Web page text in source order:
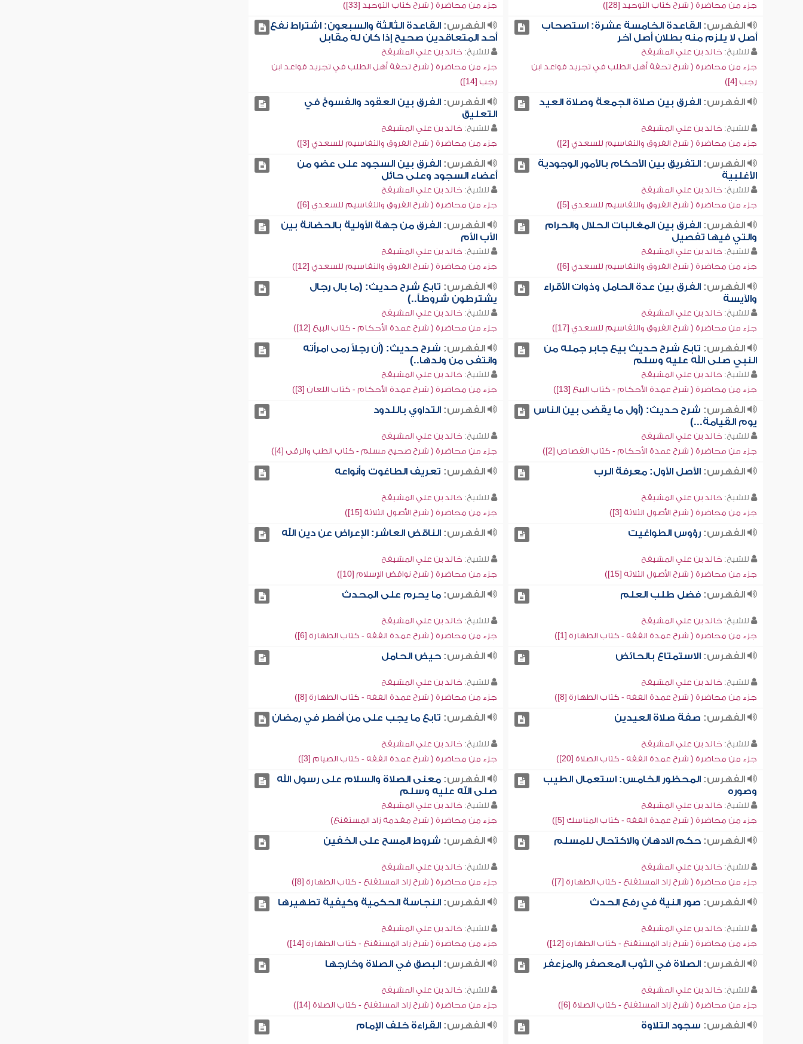
جزء من محاضرة ( شرح كتاب التوحيد [28])
جزء من محاضرة ( شرح كتاب التوحيد [33])
الفهرس:القاعدة الخامسة عشرة: استصحاب
أصل لا يلزم منه بطلان أصل آخر
للشيخ: خالد بن علي المشيقح
جزء من محاضرة ( شرح تحفة أهل الطلب في تجريد قواعد ابن
رجب [4])
الفهرس: القاعدة الثالثة والسبعون: اشتراط نفع
أحد المتعاقدين صحيح إذا كان له مقابل
للشيخ: خالد بن علي المشيقح
جزء من محاضرة ( شرح تحفة أهل الطلب في تجريد قواعد ابن
رجب [14])
الفهرس:الفرق بين صلاة الجمعة وصلاة العيد
للشيخ: خالد بن علي المشيقح
جزء من محاضرة ( شرح الفروق والتقاسيم للسعدي [2])
الفهرس: الفرق بين العقود والفسوخ في
التعليق
للشيخ: خالد بن علي المشيقح
جزء من محاضرة ( شرح الفروق والتقاسيم للسعدي [3])
الفهرس:التفريق بين الأحكام بالأمور الوجودية
الأغلبية
للشيخ: خالد بن علي المشيقح
جزء من محاضرة ( شرح الفروق والتقاسيم للسعدي [5])
الفهرس: الفرق بين السجود على عضو من
أعضاء السجود وعلى حائل
للشيخ: خالد بن علي المشيقح
جزء من محاضرة ( شرح الفروق والتقاسيم للسعدي [6])
الفهرس:الفرق بين المغالبات الحلال والحرام
والتي فيها تفصيل
للشيخ: خالد بن علي المشيقح
جزء من محاضرة ( شرح الفروق والتقاسيم للسعدي [6])
الفهرس: الفرق من جهة الأولية بالحضانة بين
الأب الأم
للشيخ: خالد بن علي المشيقح
جزء من محاضرة ( شرح الفروق والتقاسيم للسعدي [12])
الفهرس:الفرق بين عدة الحامل وذوات الأقراء
والآيسة
للشيخ: خالد بن علي المشيقح
جزء من محاضرة ( شرح الفروق والتقاسيم للسعدي [17])
الفهرس: تابع شرح حديث: (ما بال رجال
يشترطون شروطاً..)
للشيخ: خالد بن علي المشيقح
جزء من محاضرة ( شرح عمدة الأحكام - كتاب البيع [12])
الفهرس: تابع شرح حديث بيع جابر جمله من
النبي صلى الله عليه وسلم
للشيخ: خالد بن علي المشيقح
جزء من محاضرة ( شرح عمدة الأحكام - كتاب البيع [13])
الفهرس: شرح حديث: (أن رجلاً رمى امرأته
وانتفى من ولدها..)
للشيخ: خالد بن علي المشيقح
جزء من محاضرة ( شرح عمدة الأحكام - كتاب اللعان [3])
الفهرس: شرح حديث: (أول ما يقضى بين الناس
يوم القيامة...)
للشيخ: خالد بن علي المشيقح
جزء من محاضرة ( شرح عمدة الأحكام - كتاب القصاص [2])
الفهرس: التداوي باللدود
للشيخ: خالد بن علي المشيقح
جزء من محاضرة ( شرح صحيح مسلم - كتاب الطب والرقى [4])
الفهرس:الأصل الأول: معرفة الرب
للشيخ: خالد بن علي المشيقح
جزء من محاضرة ( شرح الأصول الثلاثة [3])
الفهرس: تعريف الطاغوت وأنواعه
للشيخ: خالد بن علي المشيقح
جزء من محاضرة ( شرح الأصول الثلاثة [15])
الفهرس:رؤوس الطواغيت
للشيخ: خالد بن علي المشيقح
جزء من محاضرة ( شرح الأصول الثلاثة [15])
الفهرس: الناقض العاشر: الإعراض عن دين الله
للشيخ: خالد بن علي المشيقح
جزء من محاضرة ( شرح نواقض الإسلام [10])
الفهرس:فضل طلب العلم
للشيخ: خالد بن علي المشيقح
جزء من محاضرة ( شرح عمدة الفقه - كتاب الطهارة [1])
الفهرس: ما يحرم على المحدث
للشيخ: خالد بن علي المشيقح
جزء من محاضرة ( شرح عمدة الفقه - كتاب الطهارة [6])
الفهرس:الاستمتاع بالحائض
للشيخ: خالد بن علي المشيقح
جزء من محاضرة ( شرح عمدة الفقه - كتاب الطهارة [8])
الفهرس: حيض الحامل
للشيخ: خالد بن علي المشيقح
جزء من محاضرة ( شرح عمدة الفقه - كتاب الطهارة [8])
الفهرس: صفة صلاة العيدين
للشيخ: خالد بن علي المشيقح
جزء من محاضرة ( شرح عمدة الفقه - كتاب الصلاة [20])
الفهرس: تابع ما يجب على من أفطر في رمضان
للشيخ: خالد بن علي المشيقح
جزء من محاضرة ( شرح عمدة الفقه - كتاب الصيام [3])
الفهرس:المحظور الخامس: استعمال الطيب
وصوره
للشيخ: خالد بن علي المشيقح
جزء من محاضرة ( شرح عمدة الفقه - كتاب المناسك [5])
الفهرس: معنى الصلاة والسلام على رسول الله
صلى الله عليه وسلم
للشيخ: خالد بن علي المشيقح
جزء من محاضرة ( شرح مقدمة زاد المستقنع)
الفهرس:حكم الادهان والاكتحال للمسلم
للشيخ: خالد بن علي المشيقح
جزء من محاضرة ( شرح زاد المستقنع - كتاب الطهارة [7])
الفهرس: شروط المسح على الخفين
للشيخ: خالد بن علي المشيقح
جزء من محاضرة ( شرح زاد المستقنع - كتاب الطهارة [8])
الفهرس: صور النية في رفع الحدث
للشيخ: خالد بن علي المشيقح
جزء من محاضرة ( شرح زاد المستقنع - كتاب الطهارة [12])
الفهرس: النجاسة الحكمية وكيفية تطهيرها
للشيخ: خالد بن علي المشيقح
جزء من محاضرة ( شرح زاد المستقنع - كتاب الطهارة [14])
الفهرس:الصلاة في الثوب المعصفر والمزعفر
للشيخ: خالد بن علي المشيقح
جزء من محاضرة ( شرح زاد المستقنع - كتاب الصلاة [6])
الفهرس: البصق في الصلاة وخارجها
للشيخ: خالد بن علي المشيقح
جزء من محاضرة ( شرح زاد المستقنع - كتاب الصلاة [14])
الفهرس: سجود التلاوة الفهرس: القراءة خلف الإمام